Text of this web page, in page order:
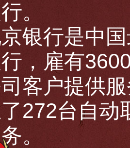
。
银行是中
，雇有
客户提供
272台自动
。